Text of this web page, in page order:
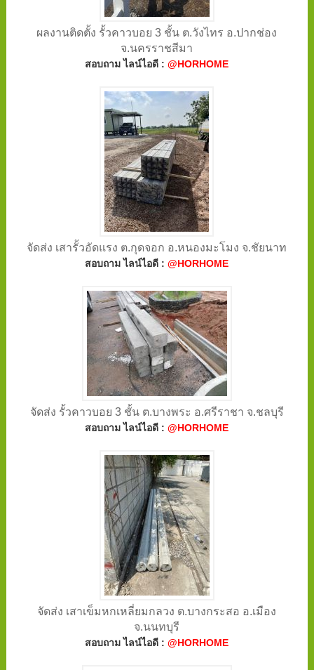
ผลงานติดตั้ง รั้วคาวบอย 3 ชั้น ต.วังไทร อ.ปากช่อง
จ.นครราชสีมา
สอบถาม ไลน์ไอดี :@HORHOME
จัดส่ง เสารั้วอัดแรง ต.กุดจอก อ.หนองมะโมง จ.ชัยนาท
สอบถาม ไลน์ไอดี :@HORHOME
จัดส่ง รั้วคาวบอย 3 ชั้น ต.บางพระ อ.ศรีราชา จ.ชลบุรี
สอบถาม ไลน์ไอดี :@HORHOME
จัดส่ง เสาเข็มหกเหลี่ยมกลวง ต.บางกระสอ อ.เมือง
จ.นนทบุรี
สอบถาม ไลน์ไอดี :@HORHOME